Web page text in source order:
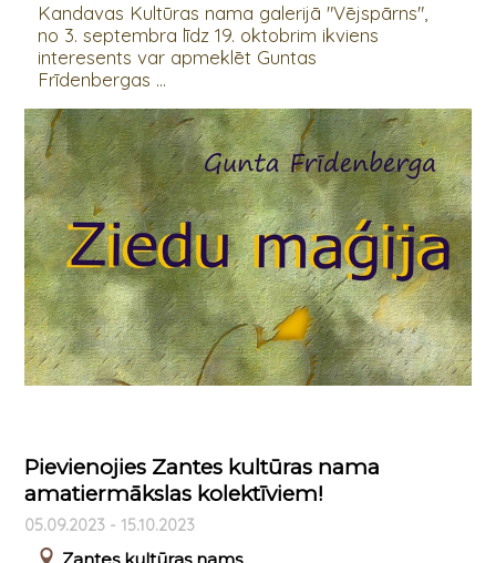
Kandavas Kultūras nama galerijā "Vējspārns",
no 3. septembra līdz 19. oktobrim ikviens
interesents var apmeklēt Guntas
Frīdenbergas ...
Pievienojies Zantes kultūras nama
amatiermākslas kolektīviem!
05.09.2023 - 15.10.2023